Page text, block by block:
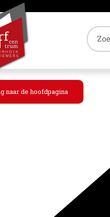
naar de hoofdpagina